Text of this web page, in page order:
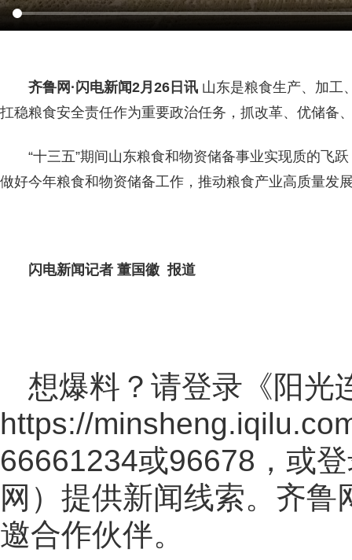
齐鲁网 ·闪电新闻2月26日讯 山东是粮食生产、加工
扛稳粮食安全责任作为重要政治任务，抓改革、优储备
“十三五”期间山东粮食和物资储备事业实现质的飞
做好今年粮食和物资储备工作，推动粮食产业高质量发
闪电新闻记者 董国徽 报道
想爆料？请登录《阳光
https://
66661234或96678，或
网 ）提供新闻线索。齐鲁
邀合作伙伴。